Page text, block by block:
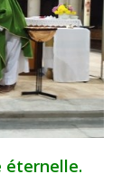
éternelle.